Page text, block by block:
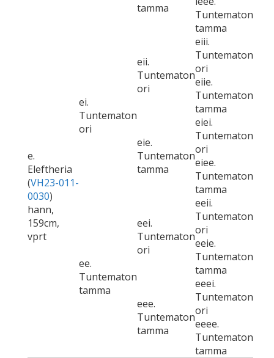
tamma
Tuntematon
tamma
e.
Eleftheria
(VH23-011-
0030)
hann,
159cm,
vprt
ei.
Tuntematon
ori
eii.
Tuntematon
ori
eiii.
Tuntematon
ori
eiie.
Tuntematon
tamma
eie.
Tuntematon
tamma
eiei.
Tuntematon
ori
eiee.
Tuntematon
tamma
ee.
Tuntematon
tamma
eei.
Tuntematon
ori
eeii.
Tuntematon
ori
eeie.
Tuntematon
tamma
eee.
Tuntematon
tamma
eeei.
Tuntematon
ori
eeee.
Tuntematon
tamma